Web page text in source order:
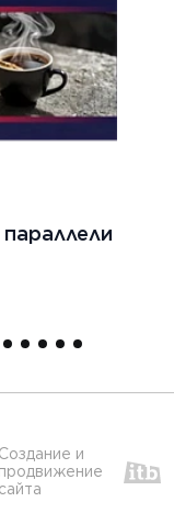
Создание и
продвижение
сайта